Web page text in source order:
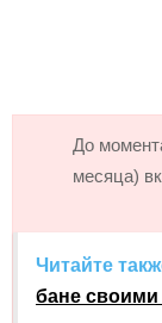
До
месяца)
Читайте
бане своими